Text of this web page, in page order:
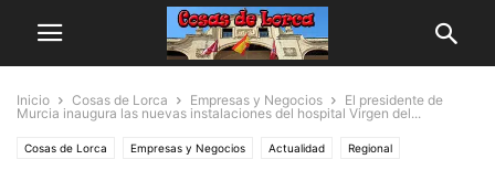
Inicio Cosas de Lorca Empresas y Negocios
El presidente de
Murcia inaugura las nuevas instalaciones del hospital Virgen del...
Cosas de Lorca Empresas y Negocios Actualidad Regional